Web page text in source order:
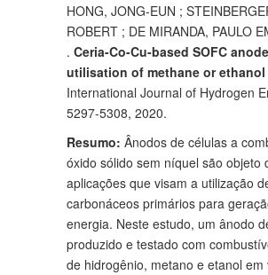
HONG, JONG-EUN ;
ROBERT ; DE MIRANDA, PAULO
. Ceria-Co-Cu-based SOFC
utilisation of methane or ethanol
International Journal of Hydrogen
5297-5308, 2020.
Resumo: Ânodos de células a
óxido sólido sem níquel são objeto
aplicações que visam a utilização
carbonáceos primários para
energia. Neste estudo, um ânodo
produzido e testado com
de hidrogênio, metano e etanol em